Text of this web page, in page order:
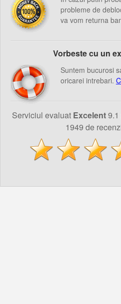
probleme de
va vom returna
Vorbeste cu un
Suntem bucurosi
oricarei intrebari.
Serviciul evaluat Excelent9.1
1949 de